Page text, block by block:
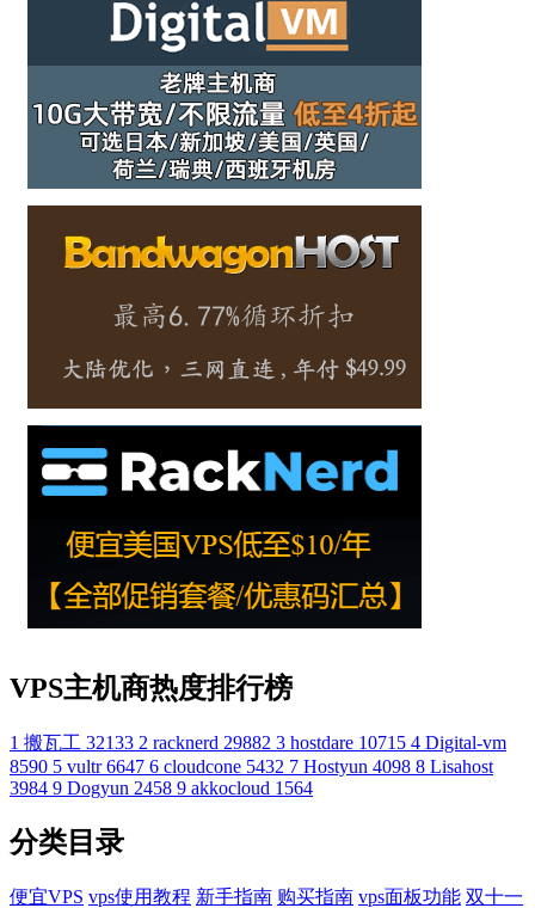
VPS主机商热度排行榜
1 搬瓦工 32133 2 racknerd 29882 3 hostdare 10715 4 Digital-vm
8590 5 vultr 6647 6 cloudcone 5432 7 Hostyun 4098 8 Lisahost
3984 9 Dogyun 2458 9 akkocloud 1564
分类目录
便宜VPS vps使用教程 新手指南 购买指南 vps面板功能 双十一